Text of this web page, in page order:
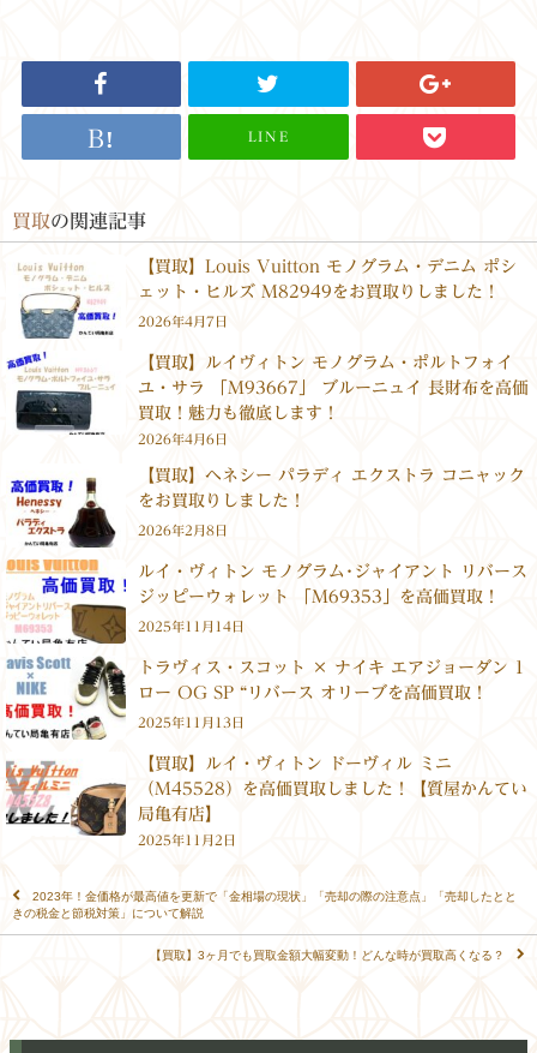
LINE
買取の関連記事
【買取】Louis Vuitton モノグラム・デニム ポシ
ェット・ヒルズ M82949をお買取りしました！
2026年4月7日
【買取】ルイヴィトン モノグラム・ポルトフォイ
ユ・サラ 「M93667」 ブルーニュイ 長財布を高価
買取！魅力も徹底します！
2026年4月6日
【買取】ヘネシー パラディ エクストラ コニャック
をお買取りしました！
2026年2月8日
ルイ・ヴィトン モノグラム･ジャイアント リバース
ジッピーウォレット 「M69353」を高価買取！
2025年11月14日
トラヴィス・スコット × ナイキ エアジョーダン 1
ロー OG SP “リバース オリーブを高価買取！
2025年11月13日
【買取】ルイ・ヴィトン ドーヴィル ミニ
（M45528）を高価買取しました！【質屋かんてい
局亀有店】
2025年11月2日
2023年！金価格が最高値を更新で「金相場の現状」「売却の際の注意点」「売却したとと
きの税金と節税対策」について解説
【買取】3ヶ月でも買取金額大幅変動！どんな時が買取高くなる？